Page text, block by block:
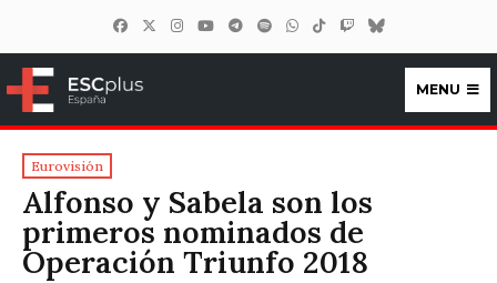
ESCplus España
MENU
Eurovisión
Alfonso y Sabela son los
primeros nominados de
Operación Triunfo 2018